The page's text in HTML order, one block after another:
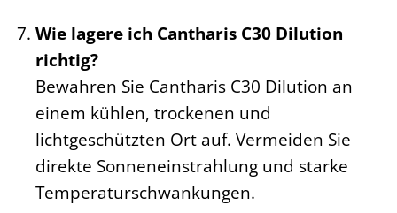
Wie lagere ich Cantharis C30 Dilution
richtig?
Bewahren Sie Cantharis C30 Dilution an
einem kühlen, trockenen und
lichtgeschützten Ort auf. Vermeiden Sie
direkte Sonneneinstrahlung und starke
Temperaturschwankungen.